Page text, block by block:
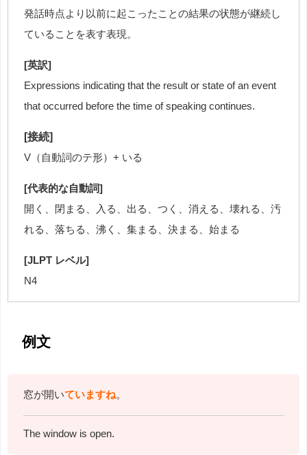
発話時点より以前に起こったことの結果の状態が継続し
ていることを表す表現。
[英訳]
Expressions indicating that the result or state of an event
that occurred before the time of speaking continues.
[接続]
V（自動詞のテ形）+ いる
[代表的な自動詞]
開く、閉まる、入る、出る、つく、消える、壊れる、汚
れる、落ちる、沸く、集まる、決まる、始まる
[JLPT レベル]
N4
例文
窓が開いていますね。
The window is open.